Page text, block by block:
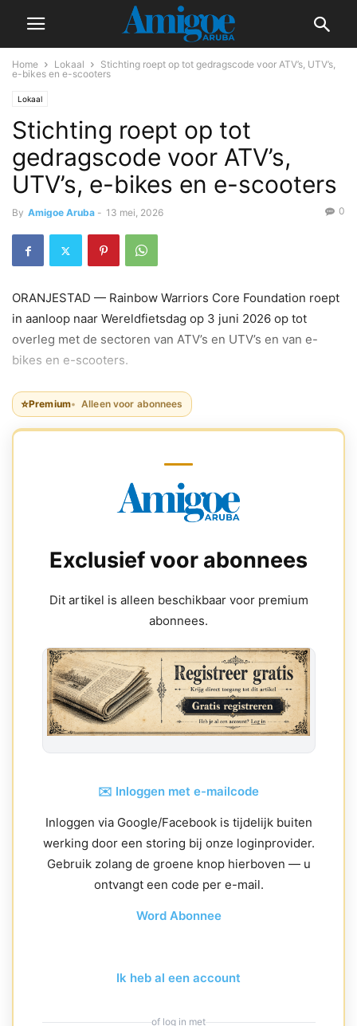
Home Lokaal
Stichting roept op tot gedragscode voor ATV’s, UTV’s,
e-bikes en e-scooters
Lokaal
Stichting roept op tot
gedragscode voor ATV’s,
UTV’s, e-bikes en e-scooters
By Amigoe Aruba - 13 mei, 2026 0
ORANJESTAD — Rainbow Warriors Core Foundation roept
in aanloop naar Wereldfietsdag op 3 juni 2026 op tot
overleg met de sectoren van ATV’s en UTV’s en van e-
bikes en e-scooters.
⭐Premium Alleen voor abonnees
Exclusief voor abonnees
Dit artikel is alleen beschikbaar voor premium
abonnees.
✉️ Inloggen met e-mailcode
Inloggen via Google/Facebook is tijdelijk buiten
werking door een storing bij onze loginprovider.
Gebruik zolang de groene knop hierboven — u
ontvangt een code per e-mail.
Word Abonnee
Ik heb al een account
of log in met